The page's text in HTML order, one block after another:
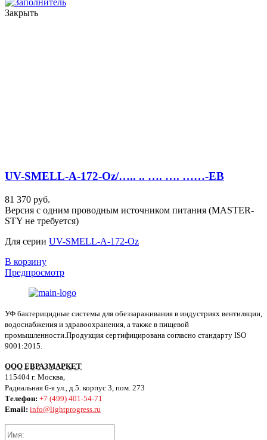
Закрыть
UV-SMELL-A-172-Oz/….. .. …. …. ……-EB
81 370 руб.
Версия с одним проводным источником питания (MASTER-
STY не требуется)
Для серии UV-SMELL-A-172-Oz
В корзину
Предпросмотр
УФ бактерицидные системы для обеззараживания в индустриях вентиляции,
водоснабжения и здравоохранения, а также в пищевой
промышленности.Продукция сертифицирована согласно стандарту ISO
9001:2015.
ООО ЕВРАЗМАРКЕТ
115404 г. Москва,
Радиальная 6-я ул., д.5. корпус 3, пом. 273
Телефон: +7 (499) 401-54-71
Email: info@lightprogress.ru